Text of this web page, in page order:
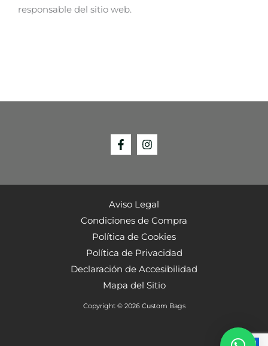
responsable del sitio web.
Aviso Legal
Condiciones de Compra
Política de Cookies
Política de Privacidad
Declaración de Accesibilidad
Mapa del Sitio
Copyright © 2026 Custom Bags